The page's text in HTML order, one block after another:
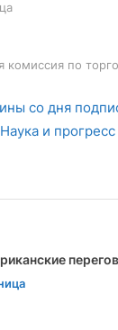
комиссия по
со дня
N
Наука и